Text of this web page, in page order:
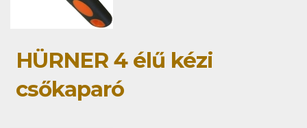
HÜRNER 4 élű kézi
csőkaparó